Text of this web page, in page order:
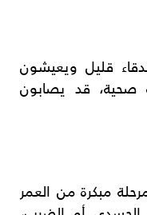
قليل ويعيشون
صحية، قد يصابون
مبكرة من العمر